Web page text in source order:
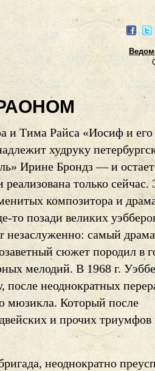
и Тима Райса «Иосиф и его
худруку
Ирине Брондз — и
реализована только
композитора и
то позади великих
незаслуженно: самый
сюжет породил в
мелодий. В 1968 г.
неоднократных
мюзикла. Который после
и прочих триумфов
неоднократно